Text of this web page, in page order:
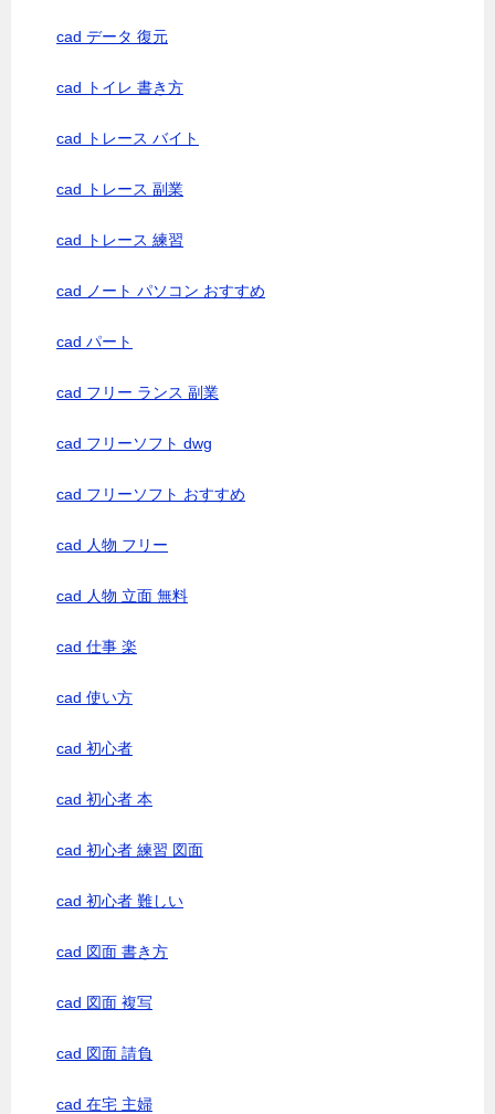
cad データ 復元
cad トイレ 書き方
cad トレース バイト
cad トレース 副業
cad トレース 練習
cad ノート パソコン おすすめ
cad パート
cad フリー ランス 副業
cad フリーソフト dwg
cad フリーソフト おすすめ
cad 人物 フリー
cad 人物 立面 無料
cad 仕事 楽
cad 使い方
cad 初心者
cad 初心者 本
cad 初心者 練習 図面
cad 初心者 難しい
cad 図面 書き方
cad 図面 複写
cad 図面 請負
cad 在宅 主婦